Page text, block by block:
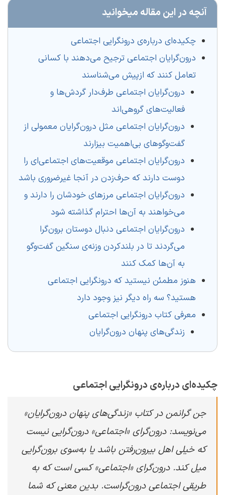
آنچه در این مقاله میخوانید
چکیده‌ای درباره‌‌ی درونگرایی اجتماعی
درون‌گرایان اجتماعی ترجیح می‌دهند با کسانی
تعامل کنند که ازپیش می‌شناسند
درون‌گرایان اجتماعی طرف‌دار گردش‌ها و
فعالیت‌های گروهی‌اند
درون‌گرایان اجتماعی مثل درون‌گرایان معمولی از
گفت‌وگوهای بی‌اهمیت بیزارند
درون‌‌گرایان اجتماعی موقعیت‌های اجتماعی‌ای را
دوست دارند که حرف‌زدن در آنجا غیرضروری باشد
درون‌گرایان اجتماعی مرزهای خودشان را دارند و
می‌خواهند به آن‌ها احترام گذاشته شود
درون‌گرایان اجتماعی دنبال دوستان برون‌گرا
می‌گردند تا در بلندکردن وزنه‌ی سنگین گفت‌وگو
به آن‌ها کمک کنند
هنوز مطمئن نیستید که درونگرایی اجتماعی
هستید؟ سه راه دیگر نیز وجود دارد
معرفی کتاب درونگرایی اجتماعی
زندگی‌های پنهان درون‌گرایان
چکیده‌ای درباره‌‌ی درونگرایی اجتماعی
جن گرانمن در کتاب «زندگی‌های پنهان درون‌گرایان»
می‌نویسد: درون‌گرای «اجتماعی» درون‌گرایی نیست
که خیلی اهل بیرون‌رفتن باشد یا به‌سوی برون‌گرایی
میل کند. درون‌گرای «اجتماعی» کسی است که به
طریقی اجتماعی درون‌گراست. بدین معنی که شما